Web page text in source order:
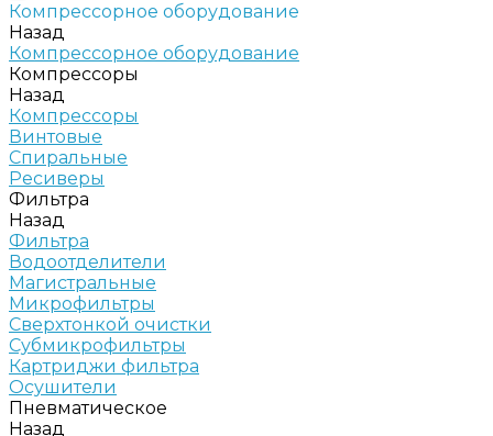
Компрессорное оборудование
Назад
Компрессорное оборудование
Компрессоры
Назад
Компрессоры
Винтовые
Спиральные
Ресиверы
Фильтра
Назад
Фильтра
Водоотделители
Магистральные
Микрофильтры
Сверхтонкой очистки
Субмикрофильтры
Картриджи фильтра
Осушители
Пневматическое
Назад